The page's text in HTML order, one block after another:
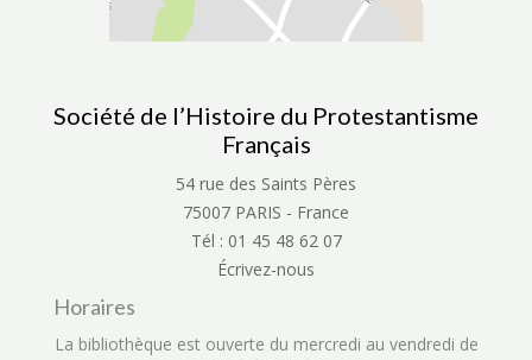
Société de l’Histoire du Protestantisme
Français
54 rue des Saints Pères
75007 PARIS - France
Tél : 01 45 48 62 07
Écrivez-nous
Horaires
La bibliothèque est ouverte du mercredi au vendredi de